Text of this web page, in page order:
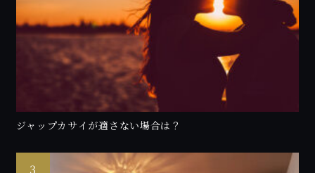
ジャップカサイが適さない場合は？